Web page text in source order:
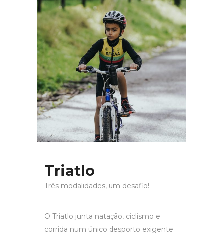
Triatlo
Três modalidades, um desafio!
O Triatlo junta natação, ciclismo e
corrida num único desporto exigente